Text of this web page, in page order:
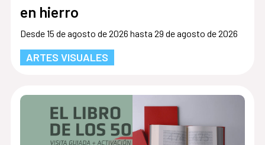
en hierro
Desde 15 de agosto de 2026 hasta 29 de agosto de 2026
ARTES VISUALES